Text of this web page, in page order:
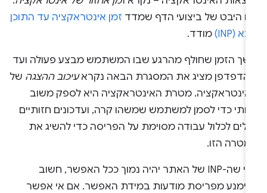
היבט של ביצועי הדף שמדדזמן אינטראקציה עד התוכן
מודד.
הזמן שחולף מהרגע שבו המשתמש מבצע פעולה ועד
מציג את המסגרת הבאה נקראעיכוב ההצגהשל
מטרת האינטראקציה היא לספק משוב
כדי לסמן למשתמש שמשהו קרה, ועדכונים חזותיים
לכלול עבודה מסוימת על הפריסה כדי להשיג את
הזו.
כדי שה-INP של האתר יהיה נמוך ככל האפשר, חשוב
מפריסת מודעות במידת האפשר. אם אי אפשר